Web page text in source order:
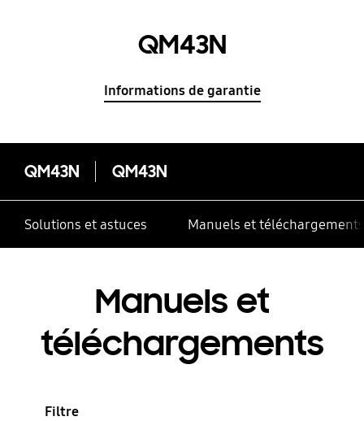
QM43N
Informations de garantie
QM43N QM43N
Solutions et astuces Manuels et téléchargements
Manuels et
téléchargements
Filtre